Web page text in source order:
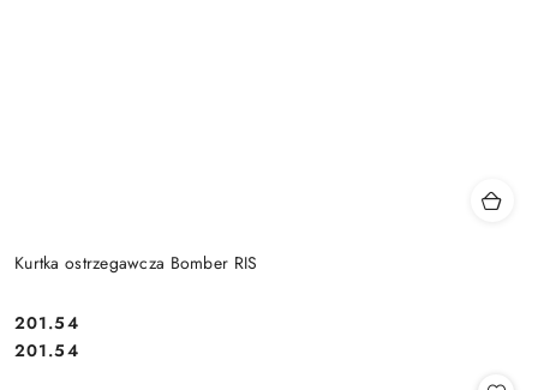
Kurtka ostrzegawcza Bomber RIS
Cena:
201.54
Cena:
201.54